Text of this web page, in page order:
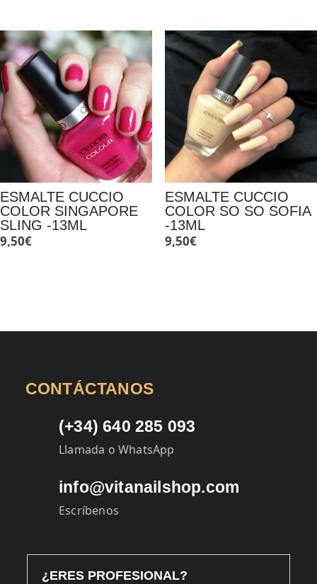
ESMALTE CUCCIO
COLOR SINGAPORE
SLING -13ML
9,50€
ESMALTE CUCCIO
COLOR SO SO SOFIA
-13ML
9,50€
CONTÁCTANOS
(+34) 640 285 093
Llamada o WhatsApp
info@vitanailshop.com
Escríbenos
¿ERES PROFESIONAL?